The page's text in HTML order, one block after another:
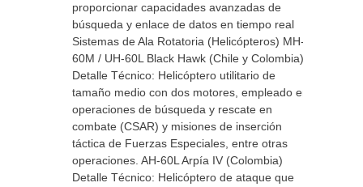
proporcionar capacidades avanzadas de
búsqueda y enlace de datos en tiempo real
Sistemas de Ala Rotatoria (Helicópteros) MH-
60M / UH-60L Black Hawk (Chile y Colombia)
Detalle Técnico: Helicóptero utilitario de
tamaño medio con dos motores, empleado en
operaciones de búsqueda y rescate en
combate (CSAR) y misiones de inserción
táctica de Fuerzas Especiales, entre otras
operaciones. AH-60L Arpía IV (Colombia)
Detalle Técnico: Helicóptero de ataque que